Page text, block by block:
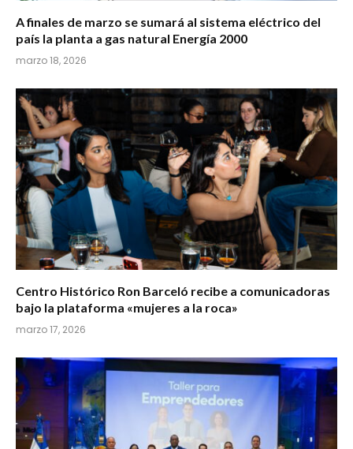
A finales de marzo se sumará al sistema eléctrico del
país la planta a gas natural Energía 2000
marzo 18, 2026
Centro Histórico Ron Barceló recibe a comunicadoras
bajo la plataforma «mujeres a la roca»
marzo 17, 2026